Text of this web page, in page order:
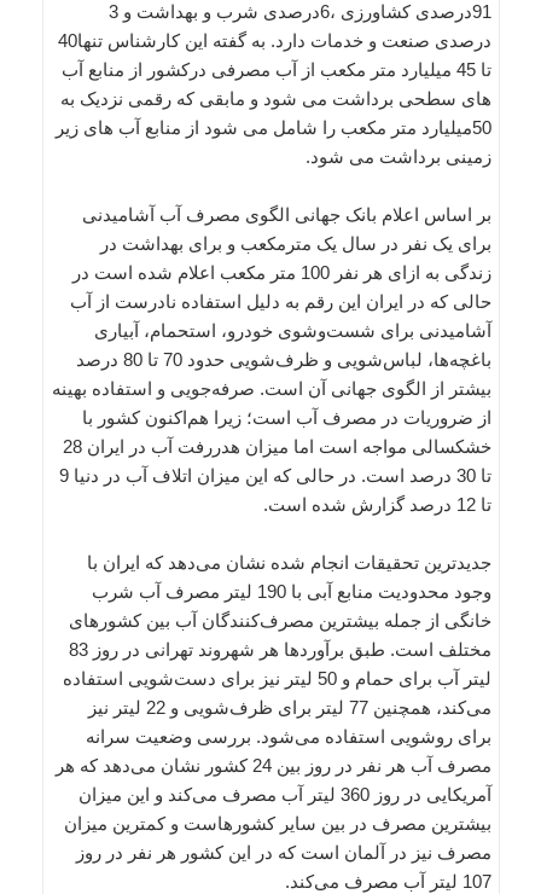
91درصدی کشاورزی ،6درصدی شرب و بهداشت و 3
درصدی صنعت و خدمات دارد. به گفته این کارشناس تنها40
تا 45 میلیارد متر مکعب از آب مصرفی درکشور از منابع آب
های سطحی برداشت می شود و مابقی که رقمی نزدیک به
50میلیارد متر مکعب را شامل می شود از منابع آب های زیر
زمینی برداشت می شود.
بر اساس اعلام بانک جهانی الگوی مصرف آب آشامیدنی
برای یک نفر در سال یک مترمکعب و برای بهداشت در
زندگی به ازای هر نفر 100 متر مکعب اعلام شده است در
حالی که در ایران این رقم به دلیل استفاده نادرست از آب
آشامیدنی برای شست‌وشوی خودرو، استحمام، آبیاری
باغچه‌ها، لباس‌شویی و ظرف‌شویی حدود 70 تا 80 درصد
بیشتر از الگوی جهانی آن است. صرفه‌جویی و استفاده بهینه
از ضروریات در مصرف آب است؛ زیرا هم‌اکنون کشور با
خشکسالی مواجه است اما میزان هدررفت آب در ایران 28
تا 30 درصد است. در حالی که این میزان اتلاف آب در دنیا 9
تا 12 درصد گزارش شده است.
جدیدترین تحقیقات انجام شده نشان می‌دهد که ایران با
وجود محدودیت منابع آبی با 190 لیتر مصرف آب شرب
خانگی از جمله بیشترین مصرف‌کنندگان آب بین کشورهای
مختلف است. طبق برآوردها هر شهروند تهرانی در روز 83
لیتر آب برای حمام و 50 لیتر نیز برای دست‌شویی استفاده
می‌کند، همچنین 77 لیتر برای ظرف‌شویی و 22 لیتر نیز
برای روشویی استفاده می‌شود. بررسی وضعیت سرانه
مصرف آب هر نفر در روز بین 24 کشور نشان می‌دهد که هر
آمریکایی در روز 360 لیتر آب مصرف می‌کند و این میزان
بیشترین مصرف در بین سایر کشورهاست و کمترین میزان
مصرف نیز در آلمان است که در این کشور هر نفر در روز
107 لیتر آب مصرف می‌کند.